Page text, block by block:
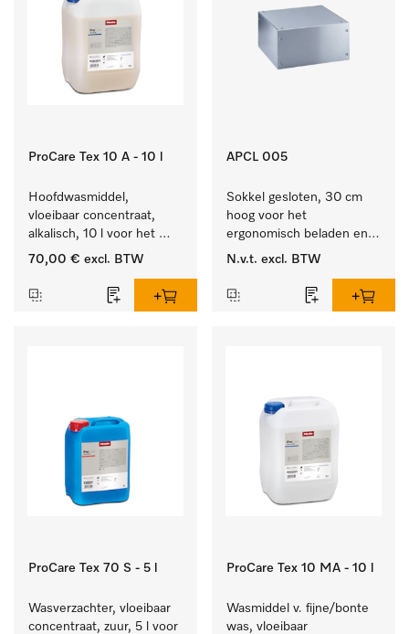
ProCare Tex 10 A - 10 l
Hoofdwasmiddel,
vloeibaar concentraat,
alkalisch, 10 l voor het
reinigen van wit wasgoed
70,00 € excl. BTW
APCL 005
Sokkel gesloten, 30 cm
hoog voor het
ergonomisch beladen en
legen van de wasmachine
N.v.t. excl. BTW
ProCare Tex 70 S - 5 l
Wasverzachter, vloeibaar
concentraat, zuur, 5 l voor
ProCare Tex 10 MA - 10 l
Wasmiddel v. fijne/bonte
was, vloeibaar